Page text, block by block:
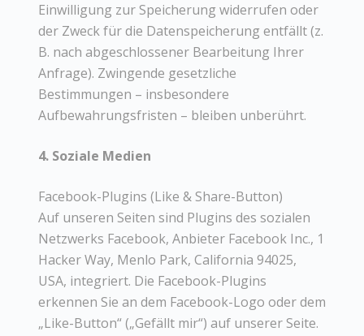
Einwilligung zur Speicherung widerrufen oder
der Zweck für die Datenspeicherung entfällt (z.
B. nach abgeschlossener Bearbeitung Ihrer
Anfrage). Zwingende gesetzliche
Bestimmungen – insbesondere
Aufbewahrungsfristen – bleiben unberührt.
4. Soziale Medien
Facebook-Plugins (Like & Share-Button)
Auf unseren Seiten sind Plugins des sozialen
Netzwerks Facebook, Anbieter Facebook Inc., 1
Hacker Way, Menlo Park, California 94025,
USA, integriert. Die Facebook-Plugins
erkennen Sie an dem Facebook-Logo oder dem
„Like-Button“ („Gefällt mir“) auf unserer Seite.